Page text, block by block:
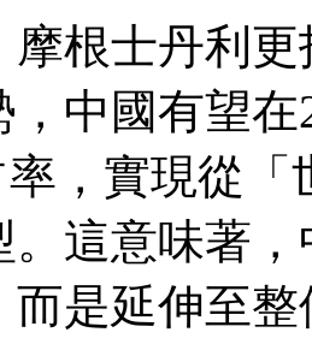
摩根士丹利
，中國有望
率，實現從
。這意味著
而是延伸至